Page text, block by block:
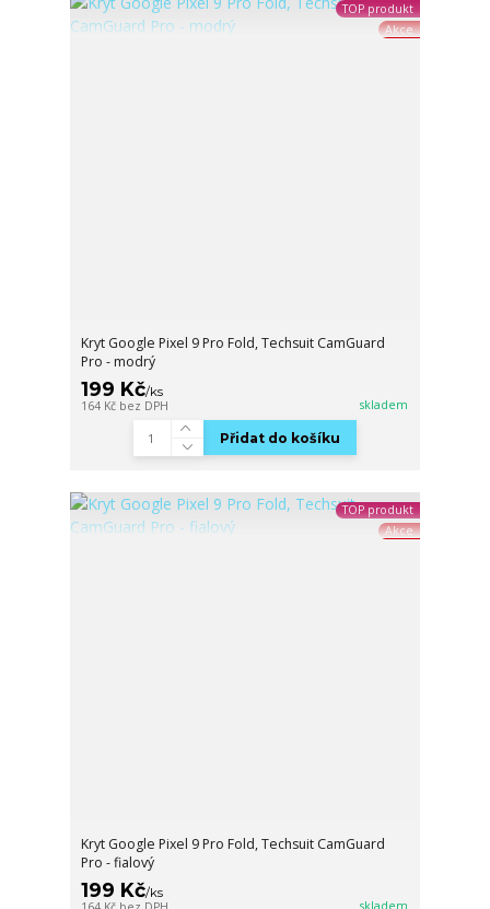
TOP produkt
Akce
Kryt Google Pixel 9 Pro Fold, Techsuit CamGuard
Pro - modrý
199 Kč/ks
164 Kč bez DPH skladem
Přidat do košíku
TOP produkt
Akce
Kryt Google Pixel 9 Pro Fold, Techsuit CamGuard
Pro - fialový
199 Kč/ks
skladem